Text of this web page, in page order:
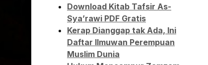
Download Kitab Tafsir As-
Sya’rawi PDF Gratis
Kerap Dianggap tak Ada, Ini
Daftar Ilmuwan Perempuan
Muslim Dunia